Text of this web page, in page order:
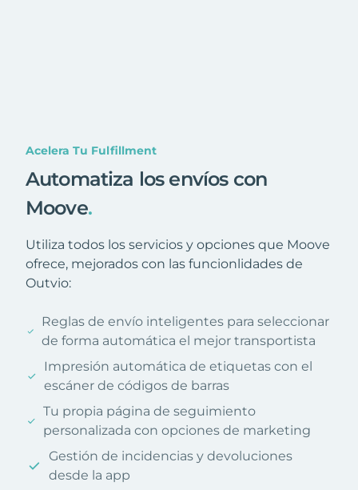
Acelera Tu Fulfillment
Automatiza los envíos con
Moove.
Utiliza todos los servicios y opciones que Moove
ofrece, mejorados con las funcionlidades de
Outvio:
Reglas de envío inteligentes para seleccionar
de forma automática el mejor transportista
Impresión automática de etiquetas con el
escáner de códigos de barras
Tu propia página de seguimiento
personalizada con opciones de marketing
Gestión de incidencias y devoluciones
desde la app